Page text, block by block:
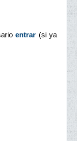
entrar (si ya